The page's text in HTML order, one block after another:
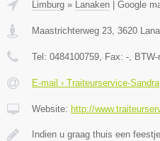
Limburg » Lanaken Google
Maastrichterweg 23, 3620
Tel: 0484100759, Fax: -, BTW-
E-mail › Traiteurservice-Sandra
Website: http://
Indien u graag thuis een